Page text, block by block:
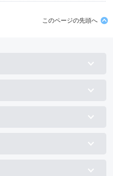
このページの先頭へ